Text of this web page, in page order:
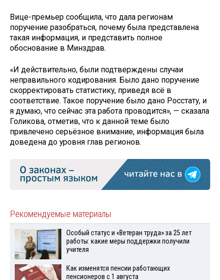
Вице-премьер сообщила, что дала регионам
поручение разобраться, почему была представлена
такая информация, и представить полное
обоснование в Минздрав.
«И действительно, были подтверждены случаи
неправильного кодирования. Было дано поручение
скорректировать статистику, приведя всё в
соответствие. Такое поручение было дано Росстату, и
я думаю, что сейчас эта работа проводится», — сказала
Голикова, отметив, что к данной теме было
привлечено серьёзное внимание, информация была
доведена до уровня глав регионов.
Рекомендуемые материалы
Особый статус и «Ветеран труда» за 25 лет
работы: какие меры поддержки получили
учителя
Как изменятся пенсии работающих
пенсионеров с 1 августа